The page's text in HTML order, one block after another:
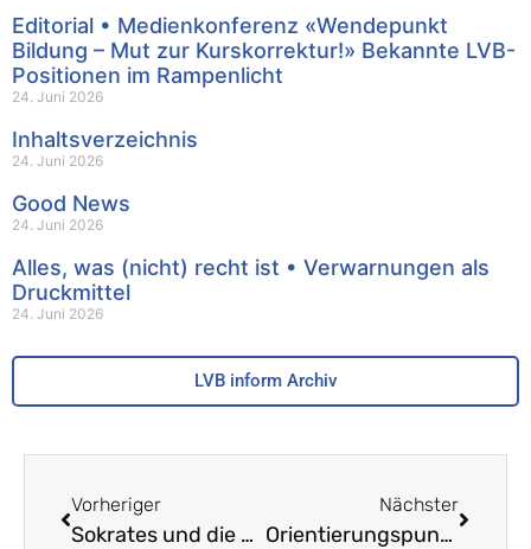
Editorial • Medienkonferenz «Wendepunkt
Bildung – Mut zur Kurskorrektur!» Bekannte LVB-
Positionen im Rampenlicht
24. Juni 2026
Inhaltsverzeichnis
24. Juni 2026
Good News
24. Juni 2026
Alles, was (nicht) recht ist • Verwarnungen als
Druckmittel
24. Juni 2026
LVB inform Archiv
Vorheriger
Sokrates und die digitale Demenz
Nächster
Orientierungspunkte Kindergarten: Jetzt geht es an die Umsetzung!